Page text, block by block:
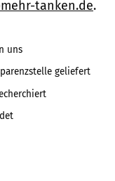
tanken.de.
uns
geliefert